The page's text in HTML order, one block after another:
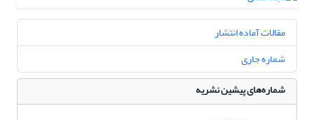
مقالات آماده انتشار
شماره جاری
شماره‌های پیشین نشریه